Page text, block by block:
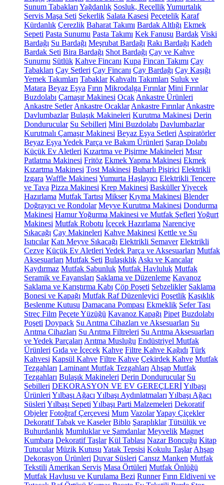
Sunum Tabakları Yağdanlık Sosluk, ReçellikYumurtalık
Servis Maşa Seti Şekerlik Salata Kasesi Peçetelik Karaf
Kürdanlık Çerezlik Baharat Takımı Bardak Altlığı Ekmek
Sepeti Pasta Sunumu Pasta Takımı Kek Fanusu Bardak Viski
Bardağı Su Bardağı Meşrubat Bardağı Rakı Bardağı Kadeh
Bardak Seti Bira Bardağı Shot Bardağı Çay ve Kahve
Sunumu Sütlük Kahve Fincanı Kupa Fincan Takımı Çay
Tabakları Çay Setleri Çay Fincanı Çay Bardağı Çay Kaşığı
Yemek Takımları Tabaklar Kahvaltı Takımları Suluk ve
Matara Beyaz Eşya Fırın Mikrodalga Fırınlar Mini Fırınlar
Buzdolabı Çamaşır Makinesi Ocak Ankastre Ürünleri
Ankastre Setler Ankastre Ocaklar Ankastre Fırınlar Ankastre
Davlumbazlar Bulaşık Makineleri Kurutma Makinesi Derin
Dondurucular Su Sebilleri Mini Buzdolabı Davlumbazlar
Kurutmalı Çamaşır Makinesi Beyaz Eşya Setleri Aspiratörler
Beyaz Eşya Yedek Parça ve Bakım Ürünleri Şarap Dolabı
Küçük Ev Aletleri Kızartma ve Pişirme Makineleri Mısır
Patlatma Makinesi Fritöz Ekmek Yapma Makinesi Ekmek
Kızartma Makinesi Tost Makinesi Buharlı Pişirici Elektrikli
Izgara Waffle Makinesi Yumurta Haşlayıcı Elektrikli Tencere
ve Tava Pizza Makinesi Krep Makinesi BasküllerYiyecek
Hazırlama Mutfak Tartısı Mikser Kıyma Makinesi Blender
Doğrayıcı ve Rondolar Meyve Kurutma Makinesi Dondurma
Makinesi Hamur Yoğurma Makinesi ve Mutfak Şefleri Yoğurt
Makinesi Mutfak Robotu İçecek Hazırlama Narenciye
Sıkacağı Çay Makineleri Kahve Makinesi Kettle ve Su
Isıtıcılar Katı Meyve Sıkacağı Elektrikli Semaver Elektrikli
Cezve Küçük Ev Aletleri Yedek Parça ve Aksesuarları Mutfak
Aksesuarları Mutfak Seti Bulaşıklık Askı ve Kancalar
Kaydırmaz Mutfak Sabunluk Mutfak Havluluk Mutfak
Seramik ve Fayansları Saklama ve Düzenleme Kavanoz
Saklama ve Karıştırma Kabı Çöp Poşeti Sebzelikler Saklama
Bonesi ve Kapağı Mutfak Raf Düzenleyici Poşetlik Kaşıklık
Beslenme Kutusu Damacana Pompası Ekmeklik Sefer Tası
Streç Film Peçete Yüzüğü Kavanoz Kapağı Pipet Buzdolabı
Poşeti Doypack Su Arıtma Cihazları ve Aksesuarları Su
Arıtma Cihazları Su Arıtma Filtreleri Su Arıtma Aksesuarları
ve Yedek Parçaları Arıtma Musluğu Endüstriyel Mutfak
Ürünleri Gıda ve İçecek Kahve Filtre Kahve Kağıdı Türk
Kahvesi Kapsül Kahve Filtre Kahve Çekirdek Kahve Mutfak
Tezgahları Laminant Mutfak Tezgahları Ahşap Mutfak
Tezgahları Bulaşık Makineleri Derin Dondurucular Su
Sebilleri DEKORASYON VE EV GEREÇLERİYılbaşı
Ürünleri Yılbaşı Ağacı Yılbaşı Aydınlatmaları Yılbaşı Ağacı
Süsleri Yılbaşı Sepeti Yılbaşı Parti Malzemeleri Dekoratif
Objeler Fotoğraf Çerçevesi Mum VazolarYapay Çiçekler
Dekoratif Tabak ve Kaseler Biblo Şaraplıklar Tütsülük ve
Buhurdanlık Mumluklar ve Şamdanlar Meyvelik Magnet
Kumbara Dekoratif Taşlar Kül Tablası Nazar Boncuğu Kitap
Tutucular Müzik Kutusu Yatak Tepsisi Kokulu Taşlar Ahşap
Dekorasyon Ürünleri Duvar Süsleri Cansız Manken Mutfak
Tekstili Amerikan Servis Masa Örtüleri Mutfak Önlüğü
Mutfak Havlusu ve Kurulama Bezi Runner Fırın Eldiveni ve